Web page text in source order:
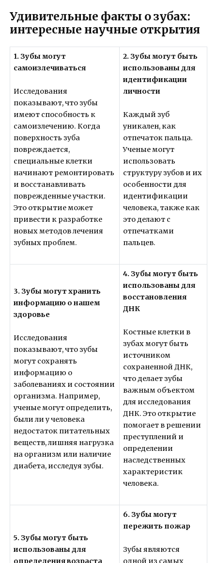
Удивительные факты о зубах:
интересные научные открытия
1. Зубы могут
самоизлечиваться
Исследования
показывают, что зубы
имеют способность к
самоизлечению. Когда
поверхность зуба
повреждается,
специальные клетки
начинают ремонтировать
и восстанавливать
поврежденные участки.
Это открытие может
привести к разработке
новых методов лечения
зубных проблем.
2. Зубы могут быть
использованы для
идентификации
личности
Каждый зуб
уникален, как
отпечаток пальца.
Ученые могут
использовать
структуру зубов и их
особенности для
идентификации
человека, также как
это делают с
отпечатками
пальцев.
3. Зубы могут хранить
информацию о нашем
здоровье
Исследования
показывают, что зубы
могут сохранять
информацию о
заболеваниях и состоянии
организма. Например,
ученые могут определить,
были ли у человека
недостаток питательных
веществ, лишняя нагрузка
на организм или наличие
диабета, исследуя зубы.
4. Зубы могут быть
использованы для
восстановления
ДНК
Костные клетки в
зубах могут быть
источником
сохраненной ДНК,
что делает зубы
важным объектом
для исследования
ДНК. Это открытие
помогает в решении
преступлений и
определении
наследственных
характеристик
человека.
5. Зубы могут быть
использованы для
определения возраста
6. Зубы могут
пережить пожар
Зубы являются
одной из самых